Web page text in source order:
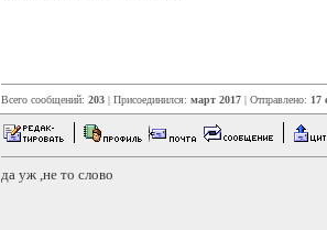
Всего сообщений: 203 | Присоединился: март 2017 | Отправлено: 17
да уж ,не то слово